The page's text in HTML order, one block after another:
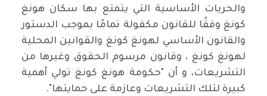
والحريات الأساسية التي يتمتع بها سكان هونغ
كونغ وفقًا للقانون مكفولة تمامًا بموجب الدستور
والقانون الأساسي لهونغ كونغ والقوانين المحلية
لهونغ كونغ ، وقانون مرسوم الحقوق وغيرها من
التشريعات، و أن "حكومة هونغ كونغ تولي أهمية
كبيرة لتلك التشريعات وعازمة على حمايتها ."